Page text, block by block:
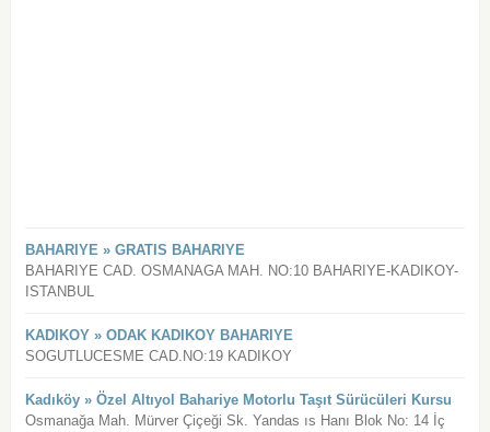
BAHARIYE » GRATIS BAHARIYE
BAHARIYE CAD. OSMANAGA MAH. NO:10 BAHARIYE-KADIKOY-
ISTANBUL
KADIKOY » ODAK KADIKOY BAHARIYE
SOGUTLUCESME CAD.NO:19 KADIKOY
Kadıköy » Özel Altıyol Bahariye Motorlu Taşıt Sürücüleri Kursu
Osmanağa Mah. Mürver Çiçeği Sk. Yandas ıs Hanı Blok No: 14 İç